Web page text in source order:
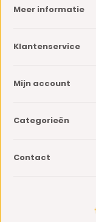
Meer informatie
Klantenservice
Mijn account
Categorieën
Contact